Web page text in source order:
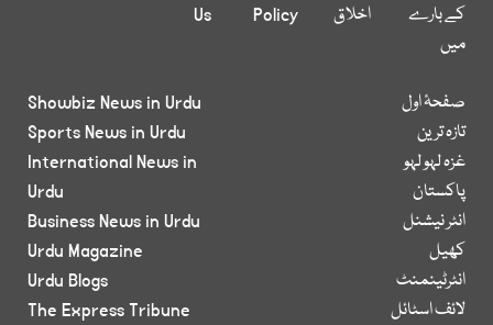
کے بارے
میں
اخلاق
Policy
Us
صفحۂ اول
تازہ ترین
غزہ لہو لہو
پاکستان
انٹر نیشنل
کھیل
انٹرٹینمنٹ
لائف اسٹائل
Showbiz News in Urdu
Sports News in Urdu
International News in
Urdu
Business News in Urdu
Urdu Magazine
Urdu Blogs
The Express Tribune